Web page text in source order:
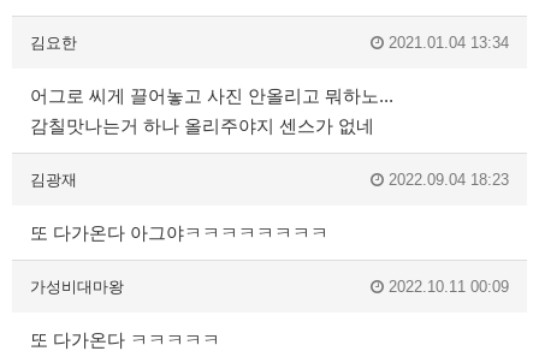
김요한 2021.01.04 13:34
어그로 씨게 끌어놓고 사진 안올리고 뭐하노...
감칠맛나는거 하나 올리주야지 센스가 없네
김광재 2022.09.04 18:23
또 다가온다 아그야ㅋㅋㅋㅋㅋㅋㅋㅋ
가성비대마왕 2022.10.11 00:09
또 다가온다 ㅋㅋㅋㅋㅋ